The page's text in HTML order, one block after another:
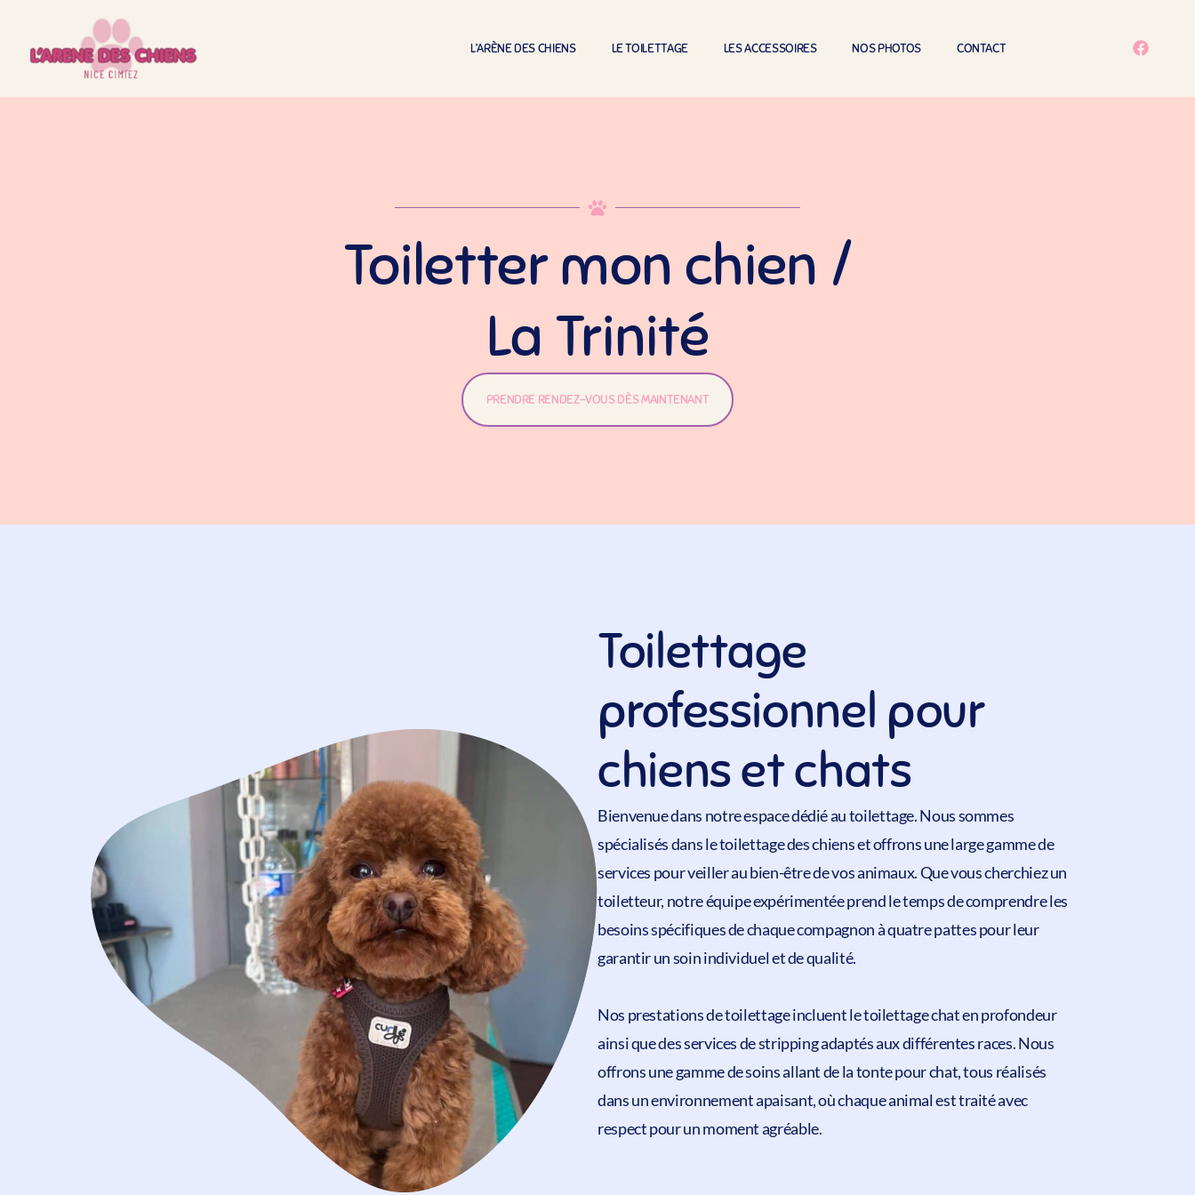
L’ARÈNE DES CHIENS LE TOILETTAGE LES ACCESSOIRES NOS PHOTOS CONTACT
Toiletter mon chien /
La Trinité
PRENDRE RENDEZ-VOUS DÈS MAINTENANT
Toilettage
professionnel pour
chiens et chats
Bienvenue dans notreespace dédié au toilettage. Nous sommes
spécialisés dans letoilettagedes chiens et offrons une large gamme de
services pour veiller au bien-être de vos animaux. Que vous cherchiez un
toiletteur, notre équipe expérimentée prend le temps de comprendre les
besoins spécifiques de chaque compagnon à quatre pattes pour leur
garantir un soin individuel et de qualité.
Nos prestations de toilettage incluent le toilettage chat en profondeur
ainsi que des services de stripping adaptés aux différentes races. Nous
offrons une gamme de soins allant de la tonte pour chat, tous réalisés
dans un environnement apaisant, où chaque animal est traité avec
respect pour un moment agréable.